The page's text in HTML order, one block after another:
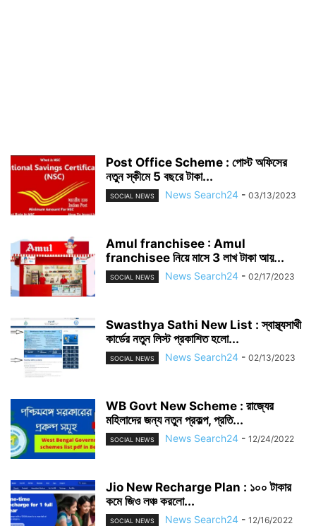
Post Office Scheme : পোস্ট অফিসের
নতুন স্কীমে 5 বছরে টাকা...
SOCIAL NEWS News Search24 - 03/13/2023
Amul franchisee : Amul
franchisee নিয়ে মাসে 3 লাখ টাকা আয়...
SOCIAL NEWS News Search24 - 02/17/2023
Swasthya Sathi New List : স্বাস্থ্যসাথী
কার্ডের নতুন লিস্ট প্রকাশিত হলো...
SOCIAL NEWS News Search24 - 02/13/2023
WB Govt New Scheme : রাজ্যের
মহিলাদের জন্য নতুন প্রকল্প, প্রতি...
SOCIAL NEWS News Search24 - 12/24/2022
Jio New Recharge Plan : ১০০ টাকার
কমে জিও লঞ্চ করলো...
SOCIAL NEWS News Search24 - 12/16/2022